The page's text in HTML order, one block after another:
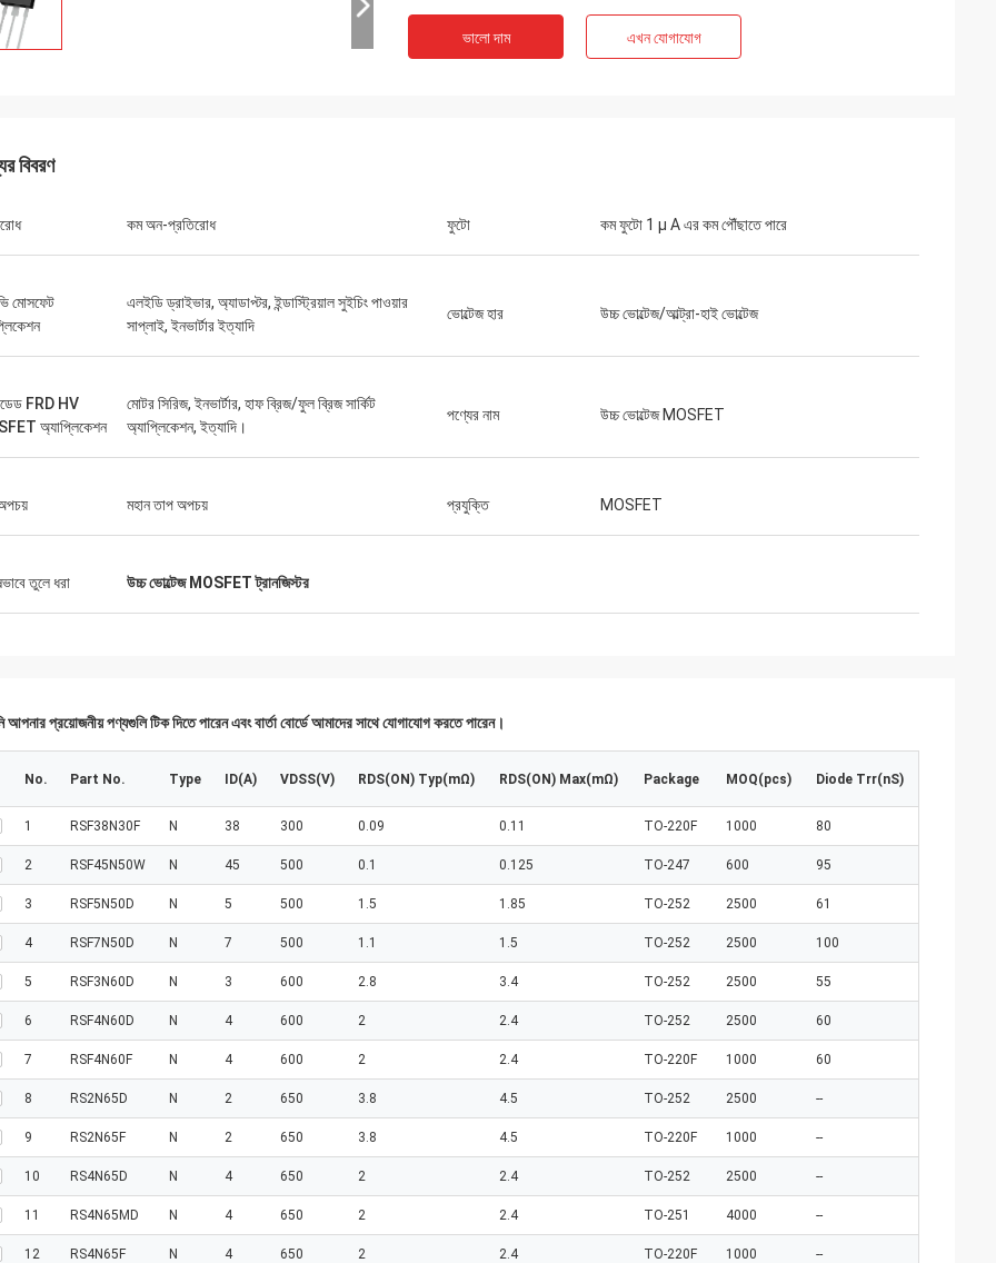
ভালো দাম এখন যোগাযোগ
বিবরণ
কম অন-প্রতিরোধ ফুটো কম ফুটো 1 µ A এর কম পৌঁছাতে পারে
মোসফেট
এলইডি ড্রাইভার, অ্যাডাপ্টর, ইন্ডাস্ট্রিয়াল সুইচিং পাওয়ার
সাপ্লাই, ইনভার্টার ইত্যাদি
ভোল্টেজ হার উচ্চ ভোল্টেজ/আল্ট্রা-হাই ভোল্টেজ
FRD HV
অ্যাপ্লিকেশন
মোটর সিরিজ, ইনভার্টার, হাফ ব্রিজ/ফুল ব্রিজ সার্কিট
অ্যাপ্লিকেশন, ইত্যাদি।
পণ্যের নাম উচ্চ ভোল্টেজ MOSFET
মহান তাপ অপচয় প্রযুক্তি MOSFET
তুলে ধরা উচ্চ ভোল্টেজ MOSFET ট্রানজিস্টর
প্রয়োজনীয় পণ্যগুলি টিক দিতে পারেন এবং বার্তা বোর্ডে আমাদের সাথে যোগাযোগ করতে পারেন।
No. Part No. Type ID(A) VDSS(V) RDS(ON) Typ(mΩ) RDS(ON) Max(mΩ) Package MOQ(pcs) Diode Trr(nS)
1 RSF38N30F N 38 300 0.09 0.11 TO-220F 1000 80
2 RSF45N50W N 45 500 0.1 0.125 TO-247 600 95
3 RSF5N50D N 5 500 1.5 1.85 TO-252 2500 61
4 RSF7N50D N 7 500 1.1 1.5 TO-252 2500 100
5 RSF3N60D N 3 600 2.8 3.4 TO-252 2500 55
6 RSF4N60D N 4 600 2 2.4 TO-252 2500 60
7 RSF4N60F N 4 600 2 2.4 TO-220F 1000 60
8 RS2N65D N 2 650 3.8 4.5 TO-252 2500 --
9 RS2N65F N 2 650 3.8 4.5 TO-220F 1000 --
10 RS4N65D N 4 650 2 2.4 TO-252 2500 --
11 RS4N65MD N 4 650 2 2.4 TO-251 4000 --
12 RS4N65F N 4 650 2 2.4 TO-220F 1000 --